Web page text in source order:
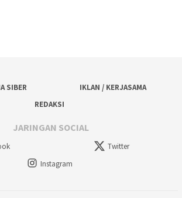
SIBER
IKLAN / KERJASAMA
REDAKSI
JARINGAN SOCIAL
Twitter
Instagram